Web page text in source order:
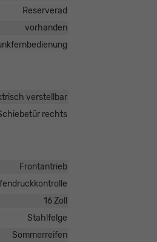
Reserverad
vorhanden
verstellbar
rechts
Frontantrieb
16 Zoll
Stahlfelge
Sommerreifen